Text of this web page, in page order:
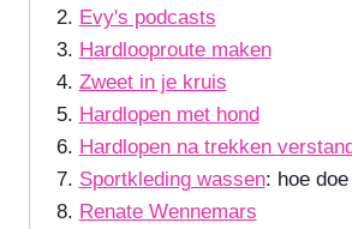
Evy's podcasts
Hardlooproute maken
Zweet in je kruis
Hardlopen met hond
Hardlopen na trekken
Sportkleding wassen: hoe
Renate Wennemars